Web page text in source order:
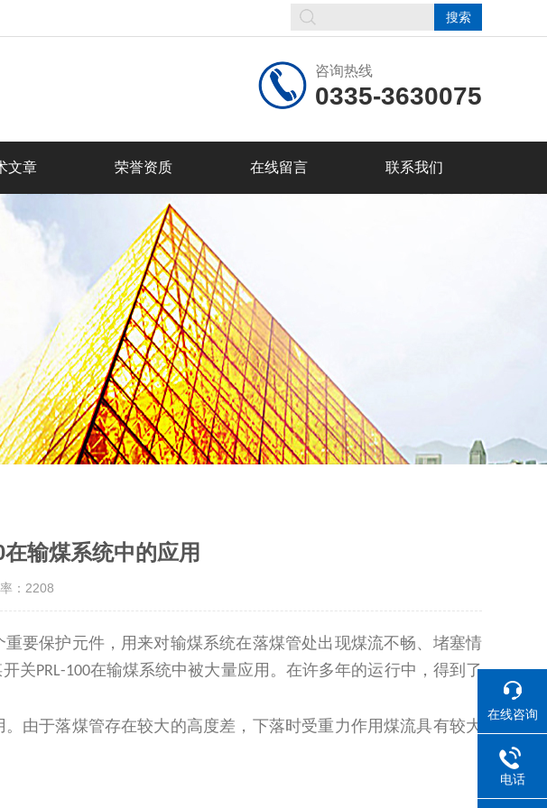
咨询热线
0335-3630075
文章 荣誉资质 在线留言 联系我们
输煤系统中的应用
：2208
要保护元件，用来对输煤系统在落煤管处出现煤流不畅、堵塞情
关PRL-100在输煤系统中被大量应用。在许多年的运行中，得到了
由于落煤管存在较大的高度差，下落时受重力作用煤流具有较大
在线咨询
电话